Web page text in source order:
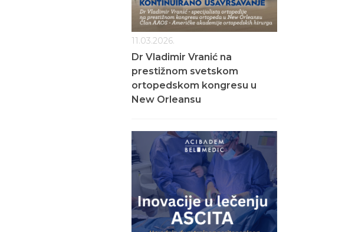
11.03.2026.
Dr Vladimir Vranić na
prestižnom svetskom
ortopedskom kongresu u
New Orleansu